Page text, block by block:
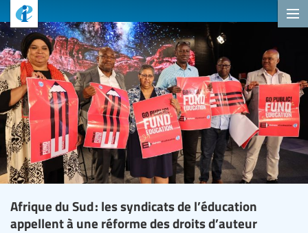
Afrique du Sud : les syndicats de l’éducation
appellent à une réforme des droits d’auteur